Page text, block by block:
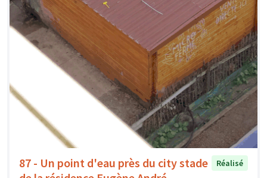
87 - Un point d'eau près du city stade
Réalisé